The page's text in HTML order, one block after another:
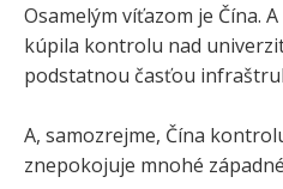
Osamelým víťazom je Čína.
kúpila kontrolu nad
podstatnou časťou
A, samozrejme, Čína
znepokojuje mnohé